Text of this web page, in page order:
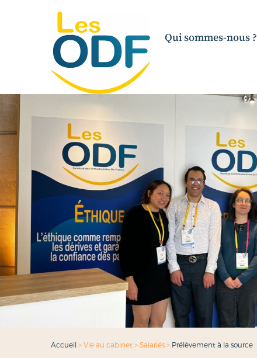
Qui sommes-nous ?
Accueil > Vie au cabinet > Salariés > Prélèvement à la source